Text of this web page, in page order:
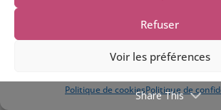
Refuser
Voir les préférences
Politique de cookiesPolitique de
Share This